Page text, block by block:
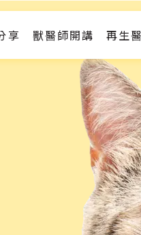
享 獸醫師開講 再生